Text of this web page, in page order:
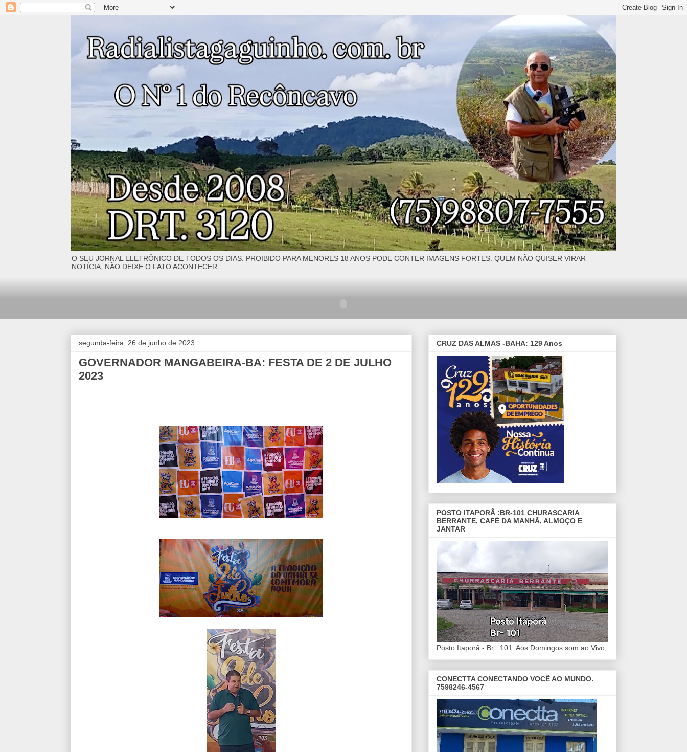
O SEU JORNAL ELETRÔNICO DE TODOS OS DIAS. PROIBIDO PARA MENORES 18 ANOS PODE CONTER IMAGENS FORTES. QUEM NÃO QUISER VIRAR
NOTÍCIA, NÃO DEIXE O FATO ACONTECER.
segunda-feira, 26 de junho de 2023
GOVERNADOR MANGABEIRA-BA: FESTA DE 2 DE JULHO
2023
CRUZ DAS ALMAS -BAHA: 129 Anos
POSTO ITAPORÂ :BR-101 CHURASCARIA
BERRANTE, CAFÉ DA MANHÃ, ALMOÇO E
JANTAR
Posto Itaporã - Br:: 101. Aos Domingos som ao Vivo,
CONECTTA CONECTANDO VOCÊ AO MUNDO.
7598246-4567